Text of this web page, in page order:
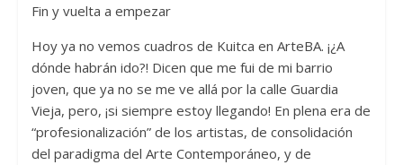
Fin y vuelta a empezar
Hoy ya no vemos cuadros de Kuitca en ArteBA. ¡¿A
dónde habrán ido?! Dicen que me fui de mi barrio
joven, que ya no se me ve allá por la calle Guardia
Vieja, pero, ¡si siempre estoy llegando! En plena era de
“profesionalización” de los artistas, de consolidación
del paradigma del Arte Contemporáneo, y de